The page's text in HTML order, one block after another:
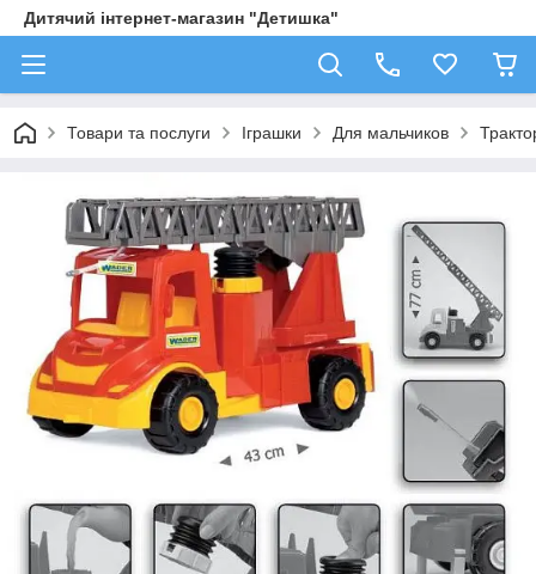
Дитячий інтернет-магазин "Детишка"
Товари та послуги Іграшки Для мальчиков